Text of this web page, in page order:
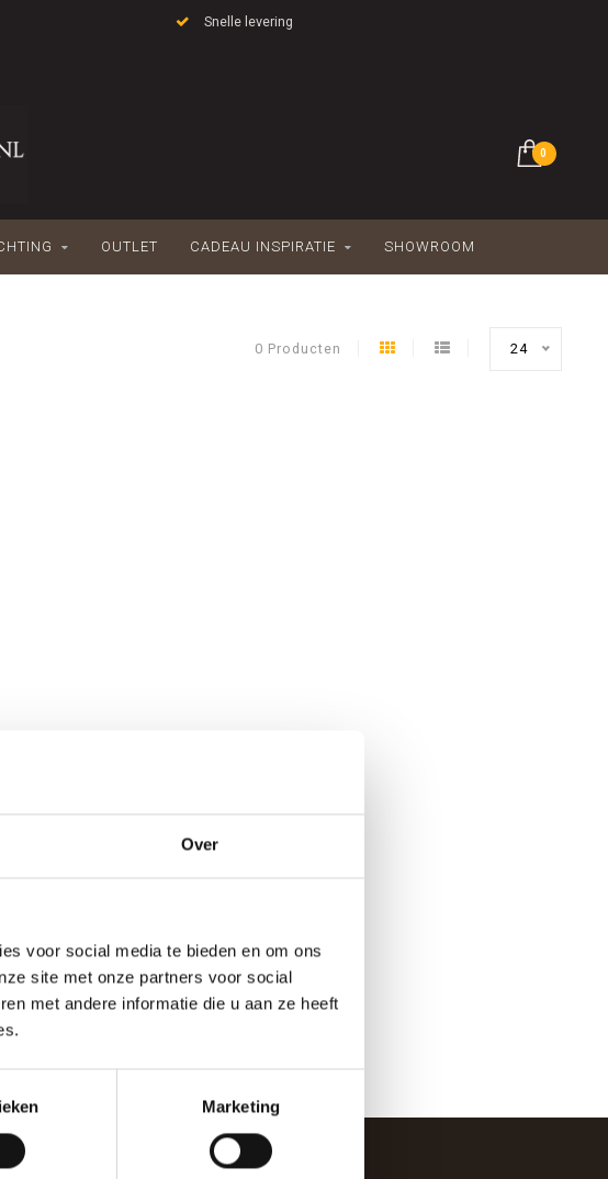
Over
voor social media te bieden en om ons
site met onze partners voor social
met andere informatie die u aan ze heeft
Marketing
Snelle levering
0
OUTLET CADEAU INSPIRATIE SHOWROOM
0 Producten 24